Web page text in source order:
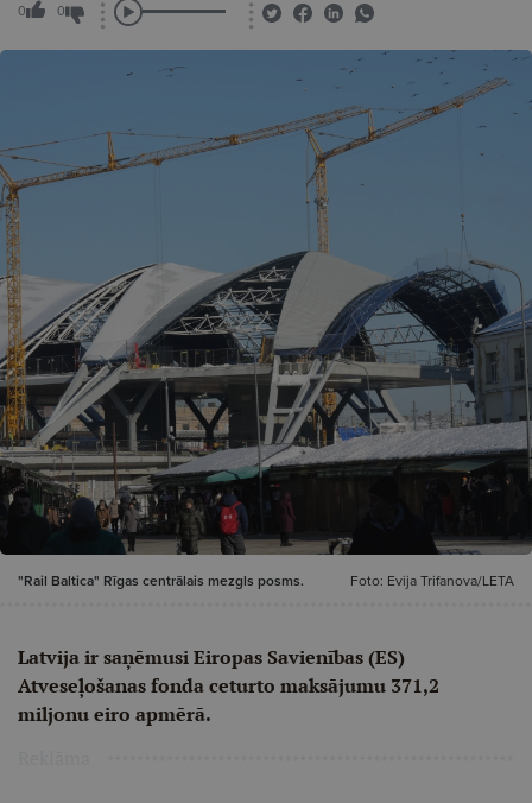
0 0
"Rail Baltica" Rīgas centrālais mezgls posms. Foto: Evija Trifanova/LETA
Latvija ir saņēmusi Eiropas Savienības (ES)
Atveseļošanas fonda ceturto maksājumu 371,2
miljonu eiro apmērā.